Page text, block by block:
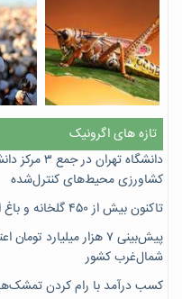
تازه های اگرونیک
دانشگاه
کشاورزی محیط‌های کنترل‌شده
تاکنون بیش از ۴۵۰ گلخانه و باغ استان یزد شناسنامه‌دار شده‌اند
پیش‌بینی ۷‌ هزار
شمال‌غرب کشور
کسب درآمد با رام کردن